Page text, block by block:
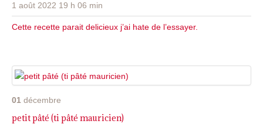
1 août 2022 19 h 06 min
Cette recette parait delicieux j’ai hate de l’essayer.
01 décembre
petit pâté (ti pâté mauricien)